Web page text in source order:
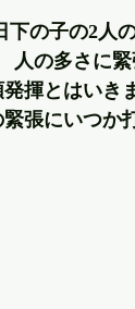
下の子の2人
人の多さに
揮とはいき
緊張にいつか